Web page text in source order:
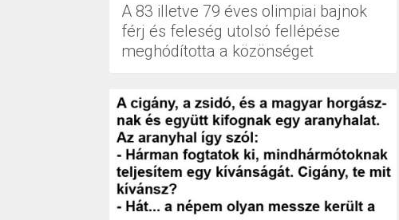
A 83 illetve 79 éves olimpiai bajnok
férj és feleség utolsó fellépése
meghódította a közönséget